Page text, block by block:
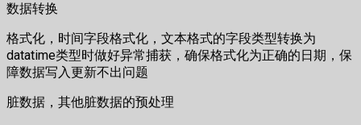
数据转换
格式化，时间字段格式化，文本格式的字段类型转换为
datatime类型时做好异常捕获，确保格式化为正确的日期，保
障数据写入更新不出问题
脏数据，其他脏数据的预处理